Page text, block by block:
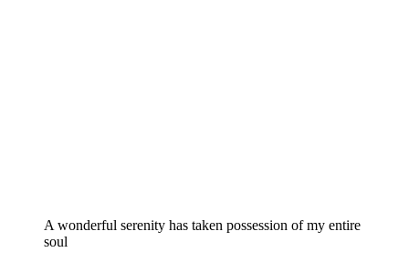
A wonderful serenity has taken possession of my entire
soul